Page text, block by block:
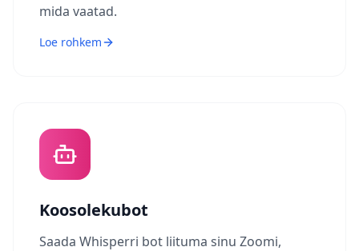
mida vaatad.
Loe rohkem
Koosolekubot
Saada Whisperri bot liituma sinu Zoomi,